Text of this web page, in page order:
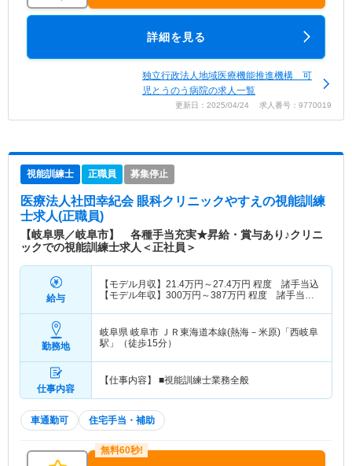
詳細を見る
独立行政法人地域医療機能推進機構 可
児とうのう病院の求人一覧
更新日：2025/04/24 求人番号：9770019
視能訓練士 正職員 募集停止
医療法人社団幸紀会 眼科クリニックやすえ の視能訓練
士求人(正職員)
【岐阜県／岐阜市】 各種手当充実★昇給・賞与あり♪クリニ
ックでの視能訓練士求人＜正社員＞
給与
【モデル月収】 21.4万円～27.4万円 程度 諸手当込
【モデル年収】 300万円～387万円 程度 諸手当・
勤務地
岐阜県 岐阜市 ＪＲ東海道本線(熱海－米原)「西岐阜
駅」（徒歩15分）
仕事内容
【仕事内容】 ■視能訓練士業務全般
車通勤可 住宅手当・補助